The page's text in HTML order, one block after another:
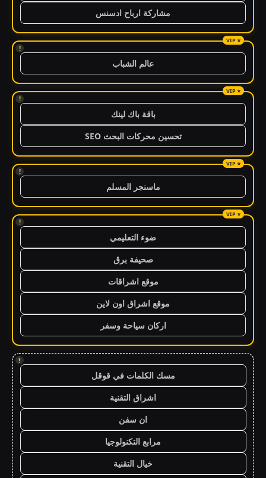
مشاركة ارباح ادسنس
!
عالم الشباب
!
باقة باك لينك
تحسين محركات البحث SEO
!
ماسنجر المسلم
!
ضوء التعليمي
صحيفة برق
موقع اشراقات
موقع اشراق اون لاين
اركان سياحة وسفر
!
مسك الكلمات في قوقل
اشراق التقنية
ان سفن
مرابع التكنولوجيا
خيال التقنية